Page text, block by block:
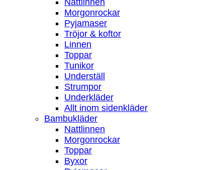
Morgonrockar
Pyjamaser
Tröjor & koftor
Linnen
Toppar
Tunikor
Underställ
Strumpor
Underkläder
Allt inom sidenkläder
Bambukläder
Nattlinnen
Morgonrockar
Toppar
Byxor